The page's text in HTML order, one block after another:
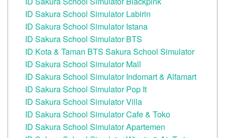
ID Sakura School Simulator Labirin
ID Sakura School Simulator Istana
ID Sakura School Simulator BTS
ID Kota & Taman BTS Sakura School Simulator
ID Sakura School Simulator Mall
ID Sakura School Simulator Indomart & Alfamart
ID Sakura School Simulator Pop It
ID Sakura School Simulator Villa
ID Sakura School Simulator Cafe & Toko
ID Sakura School Simulator Apartemen